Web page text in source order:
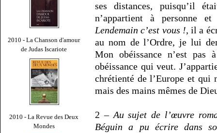
2010 - La Chanson d'amour
de Judas Iscariote
2010 - La Revue des Deux
Mondes
ses distances, puisqu’il
n’appartient à personne
Lendemain c’est vous !, il a
au nom de l’Ordre, je lui
Mon obéissance n’est
obéissance qui veut.
chrétienté de l’Europe et qui
mais des mains mêmes de
2 – Au sujet de l’œuvre
Béguin a pu écrire dans